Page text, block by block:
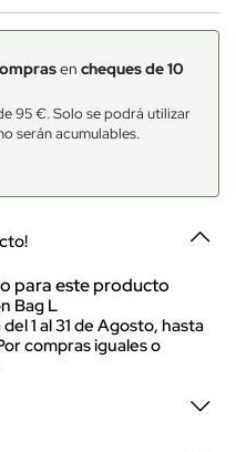
en cheques de 10
95 €. Solo se podrá utilizar
serán acumulables.
para este producto
Bag L
1 al 31 de Agosto, hasta
compras iguales o